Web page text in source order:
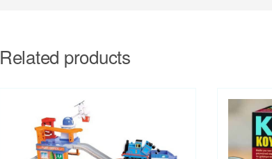
Related products